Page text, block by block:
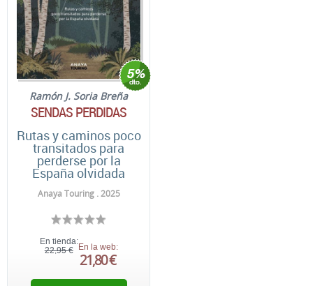
Ramón J. Soria Breña
SENDAS PERDIDAS
Rutas y caminos poco
transitados para
perderse por la
España olvidada
Anaya Touring . 2025
En tienda:
22,95 € En la web:
21,80 €